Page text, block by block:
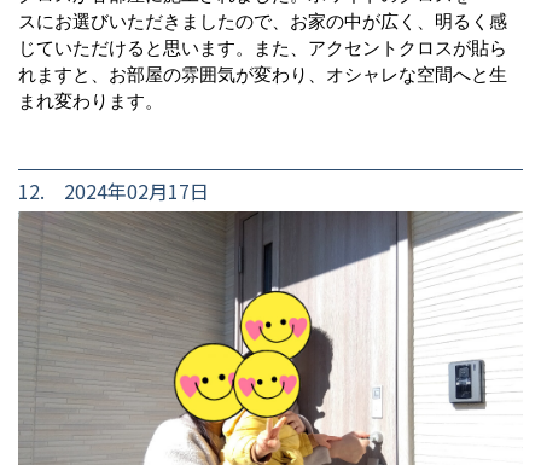
スにお選びいただきましたので、お家の中が広く、明るく感
じていただけると思います。また、アクセントクロスが貼ら
れますと、お部屋の雰囲気が変わり、オシャレな空間へと生
まれ変わります。
12. 2024年02月17日